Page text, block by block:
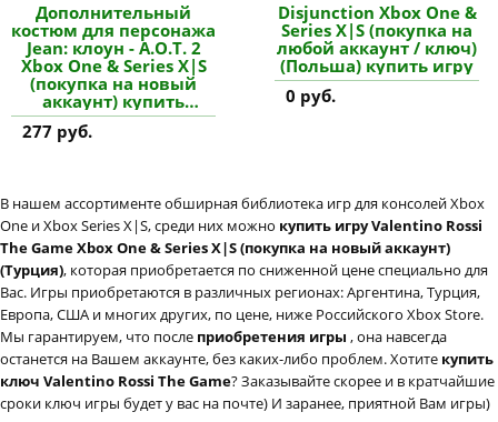
Дополнительный
костюм для персонажа
Jean: клоун - A.O.T. 2
Xbox One & Series X|S
(покупка на новый
аккаунт) купить
дополнение
277 руб.
Disjunction Xbox One &
Series X|S (покупка на
любой аккаунт / ключ)
(Польша) купить игру
0 руб.
В нашем ассортименте обширная библиотека игр для консолей Xbox
One и Xbox Series X|S, среди них можно купить игру Valentino Rossi
The Game Xbox One & Series X|S (покупка на новый аккаунт)
(Турция), которая приобретается по сниженной цене специально для
Вас. Игры приобретаются в различных регионах: Аргентина, Турция,
Европа, США и многих других, по цене, ниже Российского Xbox Store.
Мы гарантируем, что после приобретения игры , она навсегда
останется на Вашем аккаунте, без каких-либо проблем. Хотите купить
ключ Valentino Rossi The Game? Заказывайте скорее и в кратчайшие
сроки ключ игры будет у вас на почте) И заранее, приятной Вам игры)